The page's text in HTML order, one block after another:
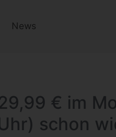
News
€ im
schon